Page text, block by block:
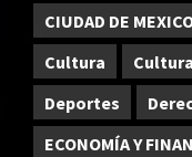
CIUDAD DE
Cultura
Deportes
ECONOMÍA Y